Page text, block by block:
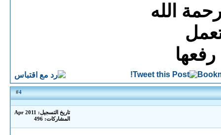
الله
رفعها
#
4
تاريخ التسجيل: Apr 2011
المشاركات: 496